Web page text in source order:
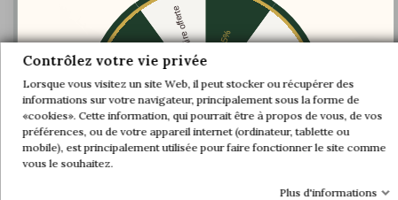
Contrôlez votre vie privée
Lorsque vous visitez un site Web, il peut stocker ou récupérer des
informations sur votre navigateur, principalement sous la forme de
«cookies». Cette information, qui pourrait être à propos de vous, de vos
préférences, ou de votre appareil internet (ordinateur, tablette ou
mobile), est principalement utilisée pour faire fonctionner le site comme
vous le souhaitez.
Plus d'informations
-5%
-20%
-30%
Une paire offerte
-10%
-20%
-30% Une paire offerte